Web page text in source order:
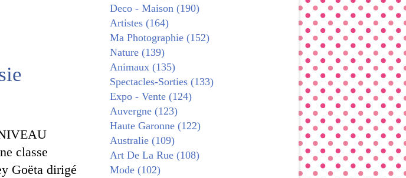
classe
Goëta dirigé
Deco - Maison (190)
Artistes (164)
Ma Photographie (152)
Nature (139)
Animaux (135)
Spectacles-Sorties (133)
Expo - Vente (124)
Auvergne (123)
Haute Garonne (122)
Australie (109)
Art De La Rue (108)
Mode (102)